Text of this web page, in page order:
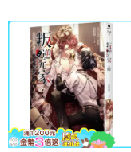
義大利，並且極端刻意
這天，我得洗淨心靈
義大利著名雕塑家貝
天使或魔鬼的問題。
羅馬的光明路徑，從
續）